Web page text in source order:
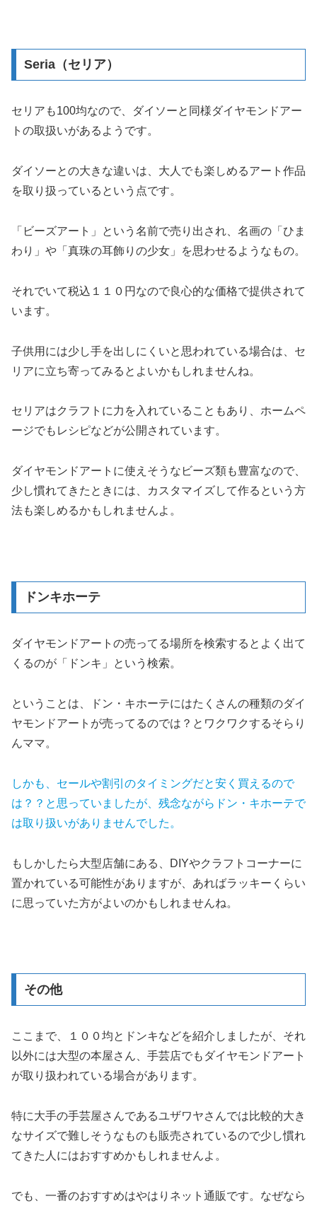
Seria（セリア）
セリアも100均なので、ダイソーと同様ダイヤモンドアー
トの取扱いがあるようです。
ダイソーとの大きな違いは、大人でも楽しめるアート作品
を取り扱っているという点です。
「ビーズアート」という名前で売り出され、名画の「ひま
わり」や「真珠の耳飾りの少女」を思わせるようなもの。
それでいて税込１１０円なので良心的な価格で提供されて
います。
子供用には少し手を出しにくいと思われている場合は、セ
リアに立ち寄ってみるとよいかもしれませんね。
セリアはクラフトに力を入れていることもあり、ホームペ
ージでもレシピなどが公開されています。
ダイヤモンドアートに使えそうなビーズ類も豊富なので、
少し慣れてきたときには、カスタマイズして作るという方
法も楽しめるかもしれませんよ。
ドンキホーテ
ダイヤモンドアートの売ってる場所を検索するとよく出て
くるのが「ドンキ」という検索。
ということは、ドン・キホーテにはたくさんの種類のダイ
ヤモンドアートが売ってるのでは？とワクワクするそらり
んママ。
しかも、セールや割引のタイミングだと安く買えるので
は？？と思っていましたが、残念ながらドン・キホーテで
は取り扱いがありませんでした。
もしかしたら大型店舗にある、DIYやクラフトコーナーに
置かれている可能性がありますが、あればラッキーくらい
に思っていた方がよいのかもしれませんね。
その他
ここまで、１００均とドンキなどを紹介しましたが、それ
以外には大型の本屋さん、手芸店でもダイヤモンドアート
が取り扱われている場合があります。
特に大手の手芸屋さんであるユザワヤさんでは比較的大き
なサイズで難しそうなものも販売されているので少し慣れ
てきた人にはおすすめかもしれませんよ。
でも、一番のおすすめはやはりネット通販です。なぜなら